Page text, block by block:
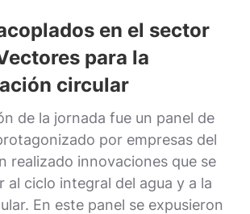
en el sector
para la
circular
de la jornada fue un panel de
por empresas del
realizado innovaciones que se
al ciclo integral del agua y a la
En este panel se expusieron